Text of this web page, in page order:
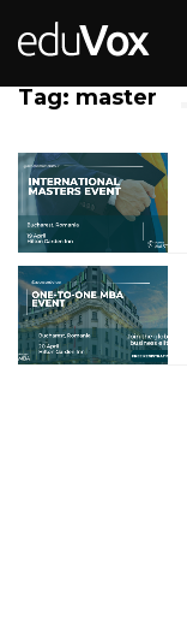
Tag: master